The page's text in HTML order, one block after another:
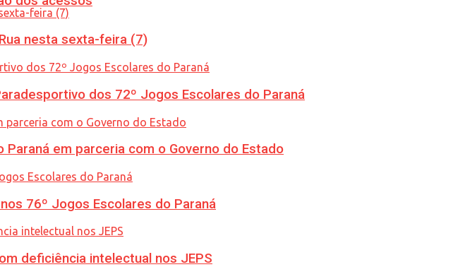
nesta sexta-feira (7)
dos 72º Jogos Escolares do Paraná
em parceria com o Governo do Estado
76º Jogos Escolares do Paraná
deficiência intelectual nos JEPS